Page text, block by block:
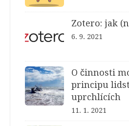
Zotero: jak
6. 9. 2021
O činnosti
principu
uprchlících
11. 1. 2021